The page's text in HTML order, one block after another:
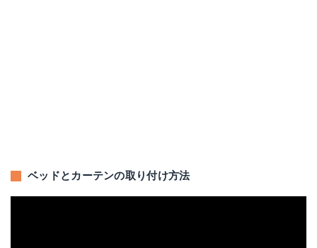
ベッドとカーテンの取り付け方法